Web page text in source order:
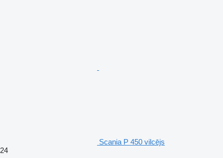
Scania P 450 vilcējs
24